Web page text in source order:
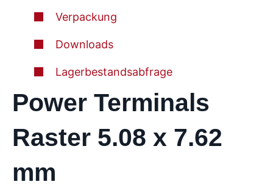
Verpackung
Downloads
Lagerbestandsabfrage
Power Terminals
Raster 5.08 x 7.62
mm